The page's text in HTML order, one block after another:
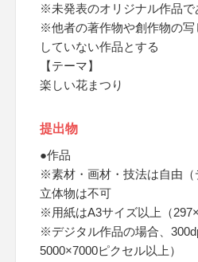
※未発表のオリジナル作品で
※他者の著作物や創作物の写
していない作品とする
【テーマ】
楽しい花まつり
提出物
●作品
※素材・画材・技法は自由（
立体物は不可
※用紙はA3サイズ以上（
※デジタル作品の場合、
5000×7000ピクセル以上）